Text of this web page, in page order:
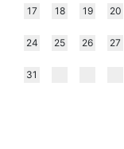
17 18 19 20
24 25 26 27
31